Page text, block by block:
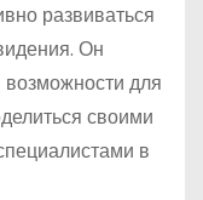
развиваться
Он
для
своими
в